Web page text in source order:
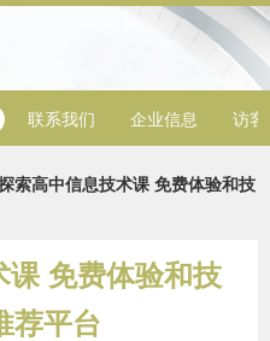
联系我们 企业信息 访客
索高中信息技术课 免费体验和技
课 免费体验和技
荐平台